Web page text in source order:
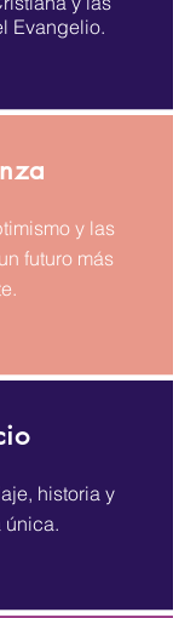
Evangelio.
y las
futuro más
historia y
única.